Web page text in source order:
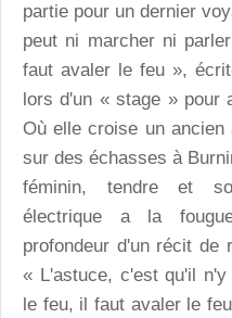
partie pour un dernier
peut ni marcher ni
faut avaler le feu »,
lors d'un « stage » pour
Où elle croise un
sur des échasses à
féminin, tendre et
électrique a la
profondeur d'un récit de
« L'astuce, c'est qu'il
le feu, il faut avaler le